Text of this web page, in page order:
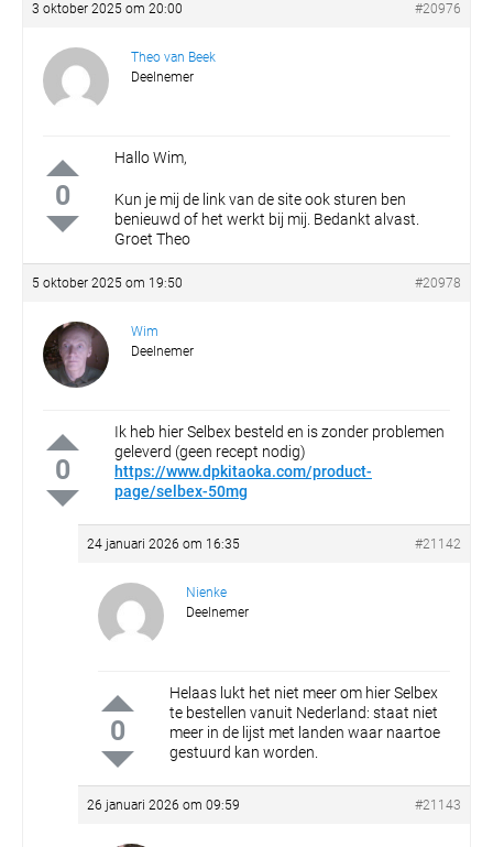
3 oktober 2025 om 20:00 #20976
Theo van Beek
Deelnemer
0
Hallo Wim,
Kun je mij de link van de site ook sturen ben
benieuwd of het werkt bij mij. Bedankt alvast.
Groet Theo
5 oktober 2025 om 19:50 #20978
Wim
Deelnemer
0
Ik heb hier Selbex besteld en is zonder problemen
geleverd (geen recept nodig)
https://www.dpkitaoka.com/product-
page/selbex-50mg
24 januari 2026 om 16:35 #21142
Nienke
Deelnemer
0
Helaas lukt het niet meer om hier Selbex
te bestellen vanuit Nederland: staat niet
meer in de lijst met landen waar naartoe
gestuurd kan worden.
26 januari 2026 om 09:59 #21143